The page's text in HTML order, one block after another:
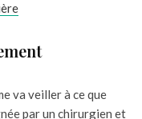
va veiller à ce que
par un chirurgien et